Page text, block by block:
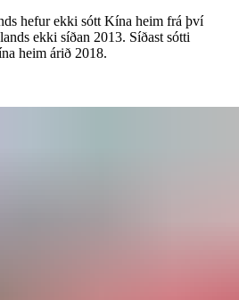
hefur ekki sótt Kína heim frá því
ekki síðan 2013. Síðast sótti